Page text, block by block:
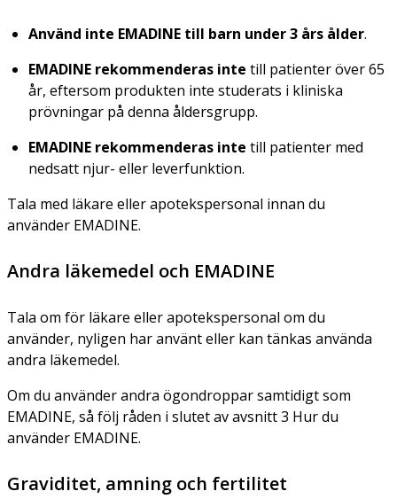
Använd inte EMADINE till barn under 3 års ålder.
EMADINE rekommenderas inte till patienter över 65
år, eftersom produkten inte studerats i kliniska
prövningar på denna åldersgrupp.
EMADINE rekommenderas inte till patienter med
nedsatt njur- eller leverfunktion.
Tala med läkare eller apotekspersonal innan du
använder EMADINE.
Andra läkemedel och EMADINE
Tala om för läkare eller apotekspersonal om du
använder, nyligen har använt eller kan tänkas använda
andra läkemedel.
Om du använder andra ögondroppar samtidigt som
EMADINE, så följ råden i slutet av avsnitt 3 Hur du
använder EMADINE.
Graviditet, amning och fertilitet